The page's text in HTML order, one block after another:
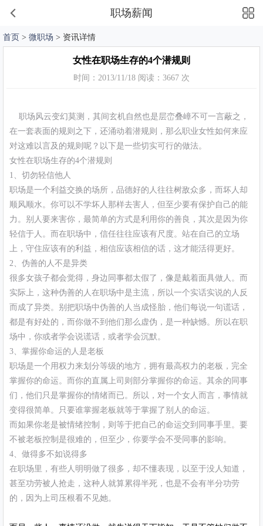
职场薪闻
首页 > 微职场 > 资讯详情
女性在职场生存的4个潜规则
时间：2013/11/18 阅读：3667 次
职场风云变幻莫测，其间玄机自然也是层峦叠嶂不可一言蔽之，
在一套表面的规则之下，还涌动着潜规则，那么职业女性如何来应
对这难以言及的规则呢？以下是一些切实可行的做法。
女性在职场生存的4个潜规则
1、切勿轻信他人
职场是一个利益交换的场所，品德好的人往往树敌众多，而坏人却
顺风顺水。你可以不学坏人那样去害人，但至少要有保护自己的能
力。别人要来害你，最简单的方式是利用你的善良，其次是因为你
轻信于人。而在职场中，信任往往应该有尺度。站在自己的立场
上，守住应该有的利益，相信应该相信的话，这才能活得更好。
2、伪善的人不是异类
很多女孩子都会觉得，身边同事都太假了，像是戴着面具做人。而
实际上，这种伪善的人在职场中是主流，所以一个实话实说的人反
而成了异类。别把职场中伪善的人当成怪胎，他们每说一句谎话，
都是有好处的，而你做不到他们那么虚伪，是一种缺憾。所以在职
场中，你或者学会说谎话，或者学会沉默。
3、掌握你命运的人是老板
职场是一个用权力来划分等级的地方，拥有最高权力的老板，完全
掌握你的命运。而你的直属上司则部分掌握你的命运。其余的同事
们，他们只是掌握你的情绪而已。所以，对一个女人而言，事情就
变得很简单。只要谁掌握老板就等于掌握了别人的命运。
而如果你老是被情绪控制，则等于把自己的命运交到同事手里。要
不被老板控制是很难的，但至少，你要学会不受同事的影响。
4、做得多不如说得多
在职场里，有些人明明做了很多，却不懂表现，以至于没人知道，
甚至功劳被人抢走，这种人就算累得半死，也是不会有半分功劳
的，因为上司压根看不见她。